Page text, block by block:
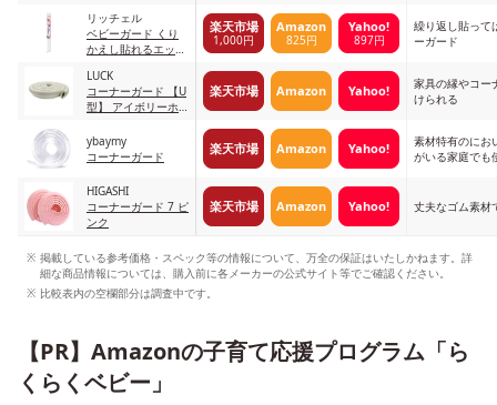
リッチェル
ベビーガード くり
かえし貼れるエッジ
楽天市場
1,000円
Amazon
825円
Yahoo!
897円
繰り返し貼って
ーガード
LUCK
コーナーガード 【U
型】 アイボリーホ
楽天市場 Amazon Yahoo!
家具の縁やコー
けられる
ybaymy
コーナーガード
楽天市場 Amazon Yahoo!
素材特有のにお
がいる家庭でも
HIGASHI
コーナーガード 7 ピ
ンク
楽天市場 Amazon Yahoo! 丈夫なゴム素材
掲載している参考価格・スペック等の情報について、万全の保証はいたしかねます。詳
細な商品情報については、購入前に各メーカーの公式サイト等でご確認ください。
比較表内の空欄部分は調査中です。
【PR】Amazonの子育て応援プログラム「ら
くらくベビー」